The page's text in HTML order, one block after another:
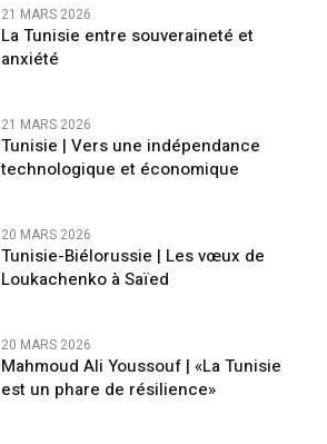
21 MARS 2026
La Tunisie entre souveraineté et
anxiété
21 MARS 2026
Tunisie | Vers une indépendance
technologique et économique
20 MARS 2026
Tunisie-Biélorussie | Les vœux de
Loukachenko à Saïed
20 MARS 2026
Mahmoud Ali Youssouf | «La Tunisie
est un phare de résilience»